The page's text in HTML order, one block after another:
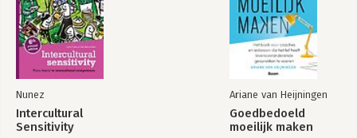
Nunez
Intercultural
Sensitivity
Ariane van Heijningen
Goedbedoeld
moeilijk maken